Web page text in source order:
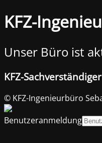
KFZ-
Unser Büro ist
KFZ-
© KFZ-Ingenieurbüro
Benutzeranmeldung